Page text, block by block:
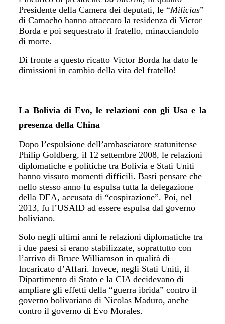
Presidente della Camera dei deputati, le “Milicias”
di Camacho hanno attaccato la residenza di Victor
Borda e poi sequestrato il fratello, minacciandolo
di morte.
Di fronte a questo ricatto Victor Borda ha dato le
dimissioni in cambio della vita del fratello!
La Bolivia di Evo, le relazioni con gli Usa e la
presenza della China
Dopo l’espulsione dell’ambasciatore statunitense
Philip Goldberg, il 12 settembre 2008, le relazioni
diplomatiche e politiche tra Bolivia e Stati Uniti
hanno vissuto momenti difficili. Basti pensare che
nello stesso anno fu espulsa tutta la delegazione
della DEA, accusata di “cospirazione”. Poi, nel
2013, fu l’USAID ad essere espulsa dal governo
boliviano.
Solo negli ultimi anni le relazioni diplomatiche tra
i due paesi si erano stabilizzate, soprattutto con
l’arrivo di Bruce Williamson in qualità di
Incaricato d’Affari. Invece, negli Stati Uniti, il
Dipartimento di Stato e la CIA decidevano di
ampliare gli effetti della “guerra ibrida” contro il
governo bolivariano di Nicolas Maduro, anche
contro il governo di Evo Morales.